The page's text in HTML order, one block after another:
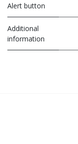
Alert button
Additional
information